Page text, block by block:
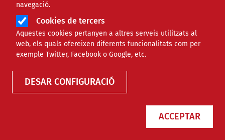
navegació.
Cookies de tercers
Aquestes cookies pertanyen a altres serveis utilitzats al
web, els quals ofereixen diferents funcionalitats com per
exemple Twitter, Facebook o Google, etc.
DESAR CONFIGURACIÓ
ACCEPTAR
F
a
c
b
X Compartir en altres xarxes socials
15/02/2023